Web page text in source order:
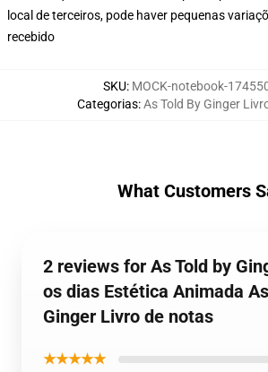
local de terceiros, pode haver pequenas
recebido
SKU: MOCK-notebook-
Categorias:As Told By Ginger
What Customers
2 reviews for As Told by
os dias Estética Animada
Ginger Livro de notas
★★★★★